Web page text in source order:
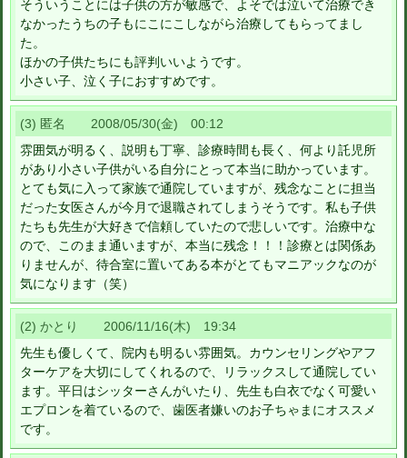
そういうことには子供の方が敏感で、よそでは泣いて治療でき
なかったうちの子もにこにこしながら治療してもらってまし
た。
ほかの子供たちにも評判いいようです。
小さい子、泣く子におすすめです。
(3) 匿名 2008/05/30(金) 00:12
雰囲気が明るく、説明も丁寧、診療時間も長く、何より託児所
があり小さい子供がいる自分にとって本当に助かっています。
とても気に入って家族で通院していますが、残念なことに担当
だった女医さんが今月で退職されてしまうそうです。私も子供
たちも先生が大好きで信頼していたので悲しいです。治療中な
ので、このまま通いますが、本当に残念！！！診療とは関係あ
りませんが、待合室に置いてある本がとてもマニアックなのが
気になります（笑）
(2) かとり 2006/11/16(木) 19:34
先生も優しくて、院内も明るい雰囲気。カウンセリングやアフ
ターケアを大切にしてくれるので、リラックスして通院してい
ます。平日はシッターさんがいたり、先生も白衣でなく可愛い
エプロンを着ているので、歯医者嫌いのお子ちゃまにオススメ
です。